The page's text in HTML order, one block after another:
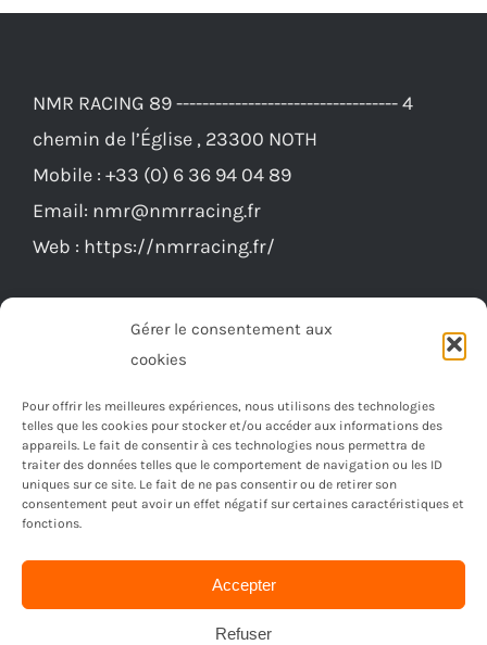
Gérer le consentement aux
cookies
Pour offrir les meilleures expériences, nous utilisons des technologies
telles que les cookies pour stocker et/ou accéder aux informations des
appareils. Le fait de consentir à ces technologies nous permettra de
traiter des données telles que le comportement de navigation ou les ID
uniques sur ce site. Le fait de ne pas consentir ou de retirer son
consentement peut avoir un effet négatif sur certaines caractéristiques et
fonctions.
Accepter
Refuser
NMR RACING 89 ---------------------------------- 4
chemin de l’Église , 23300 NOTH
Mobile : +33 (0) 6 36 94 04 89
Email: nmr@nmrracing.fr
Web : https://nmrracing.fr/
2026 | Réalisé par